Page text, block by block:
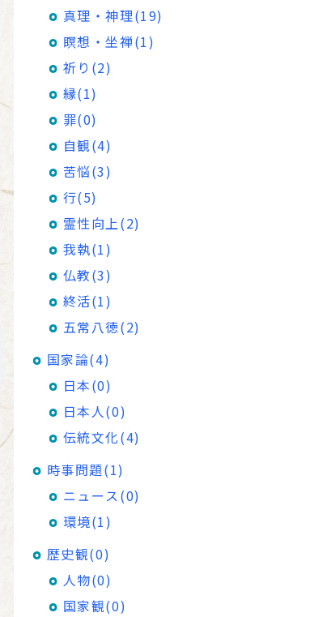
真理・神理(19)
瞑想・坐禅(1)
祈り(2)
縁(1)
罪(0)
自観(4)
苦悩(3)
行(5)
霊性向上(2)
我執(1)
仏教(3)
終活(1)
五常八徳(2)
国家論(4)
日本(0)
日本人(0)
伝統文化(4)
時事問題(1)
ニュース(0)
環境(1)
歴史観(0)
人物(0)
国家観(0)